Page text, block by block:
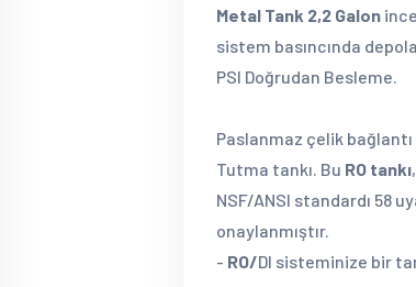
Metal Tank 2,2 Galon
sistem basıncında
PSI Doğrudan Besleme.
Paslanmaz çelik bağlantı
Tutma tankı. Bu RO tankı
NSF/ANSI standardı 58
onaylanmıştır.
- RO/DI sisteminize bir